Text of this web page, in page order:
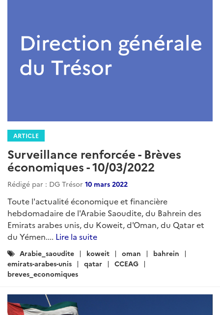
ARTICLE
Surveillance renforcée - Brèves
économiques - 10/03/2022
Rédigé par : DG Trésor 10 mars 2022
Toute l'actualité économique et financière
hebdomadaire de l'Arabie Saoudite, du Bahrein des
Emirats arabes unis, du Koweit, d'Oman, du Qatar et
du Yémen.... Lire la suite
Catégories
:
Arabie_saoudite koweit oman
bahrein
emirats-arabes-unis
qatar
CCEAG
breves_economiques